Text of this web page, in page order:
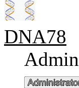
DNA78
Admin